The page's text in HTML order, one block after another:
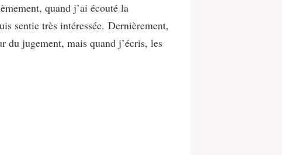
quand j’ai écouté la
sentie très intéressée. Dernièrement,
du jugement, mais quand j’écris, les